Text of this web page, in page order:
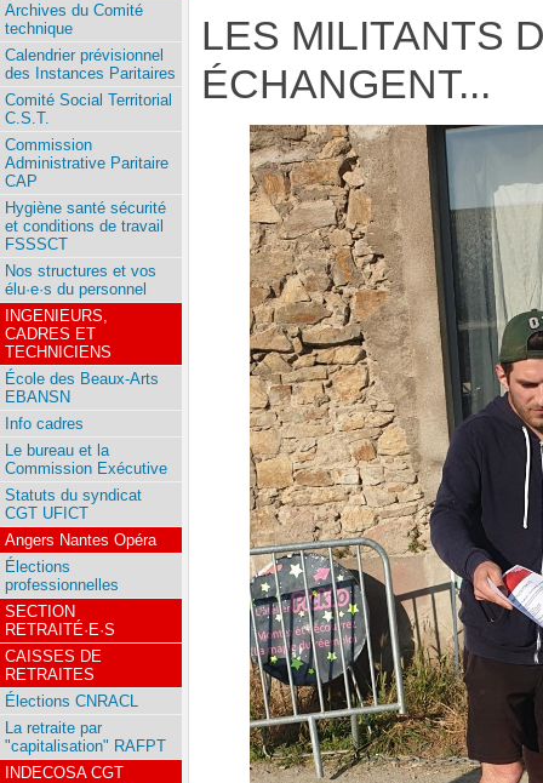
LES MILITANTS
ÉCHANGENT...
Archives du Comité
technique
Calendrier prévisionnel
des Instances Paritaires
Comité Social Territorial
C.S.T.
Commission
Administrative Paritaire
CAP
Hygiène santé sécurité
et conditions de travail
FSSSCT
Nos structures et vos
élu·e·s du personnel
INGENIEURS,
CADRES ET
TECHNICIENS
École des Beaux-Arts
EBANSN
Info cadres
Le bureau et la
Commission Exécutive
Statuts du syndicat
CGT UFICT
Angers Nantes Opéra
Élections
professionnelles
SECTION
RETRAITÉ·E·S
CAISSES DE
RETRAITES
Élections CNRACL
La retraite par
"capitalisation" RAFPT
INDECOSA CGT